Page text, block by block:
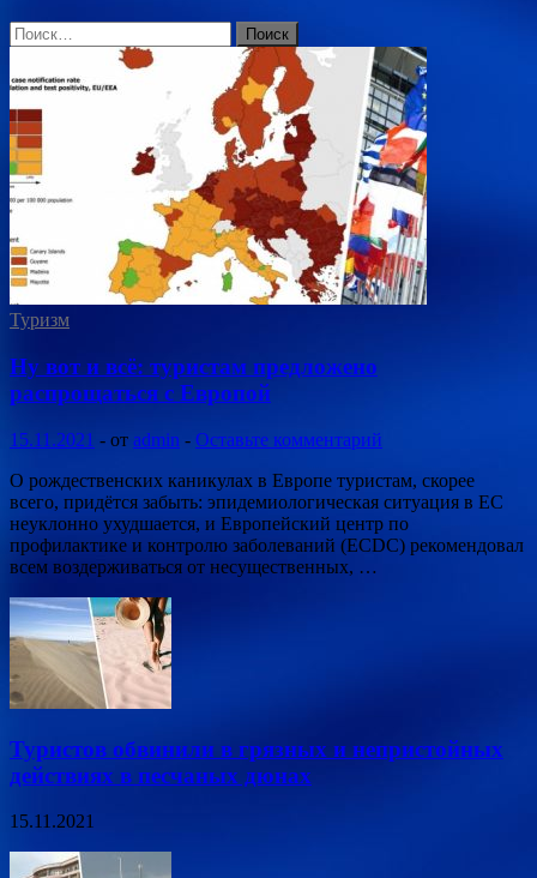
Найти:
Туризм
Ну вот и всё: туристам предложено
распрощаться с Европой
15.11.2021 - от admin - Оставьте комментарий
О рождественских каникулах в Европе туристам, скорее
всего, придётся забыть: эпидемиологическая ситуация в ЕС
неуклонно ухудшается, и Европейский центр по
профилактике и контролю заболеваний (ECDC) рекомендовал
всем воздерживаться от несущественных, …
Туристов обвинили в грязных и непристойных
действиях в песчаных дюнах
15.11.2021